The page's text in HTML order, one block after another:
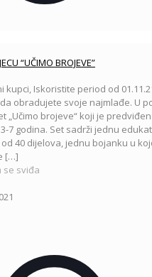
“UČIMO BROJEVE”
kupci, Iskoristite period od
da obradujete svoje najmlađe. U
„Učimo brojeve“ koji je
7 godina. Set sadrži jednu
40 dijelova, jednu bojanku u
[…]
se sviđa